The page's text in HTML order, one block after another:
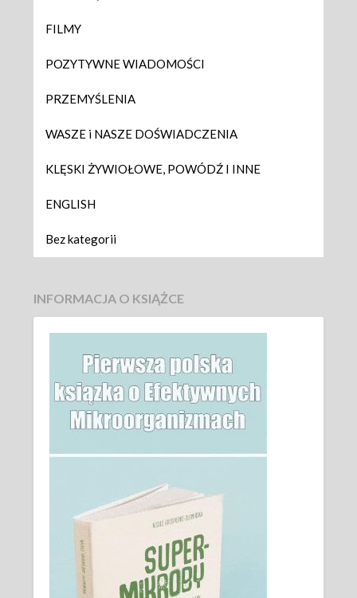
FILMY
POZYTYWNE WIADOMOŚCI
PRZEMYŚLENIA
WASZE i NASZE DOŚWIADCZENIA
KLĘSKI ŻYWIOŁOWE, POWÓDŹ I INNE
ENGLISH
Bez kategorii
INFORMACJA O KSIĄŻCE